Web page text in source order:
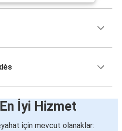
İyi Hizmet
için mevcut olanaklar: